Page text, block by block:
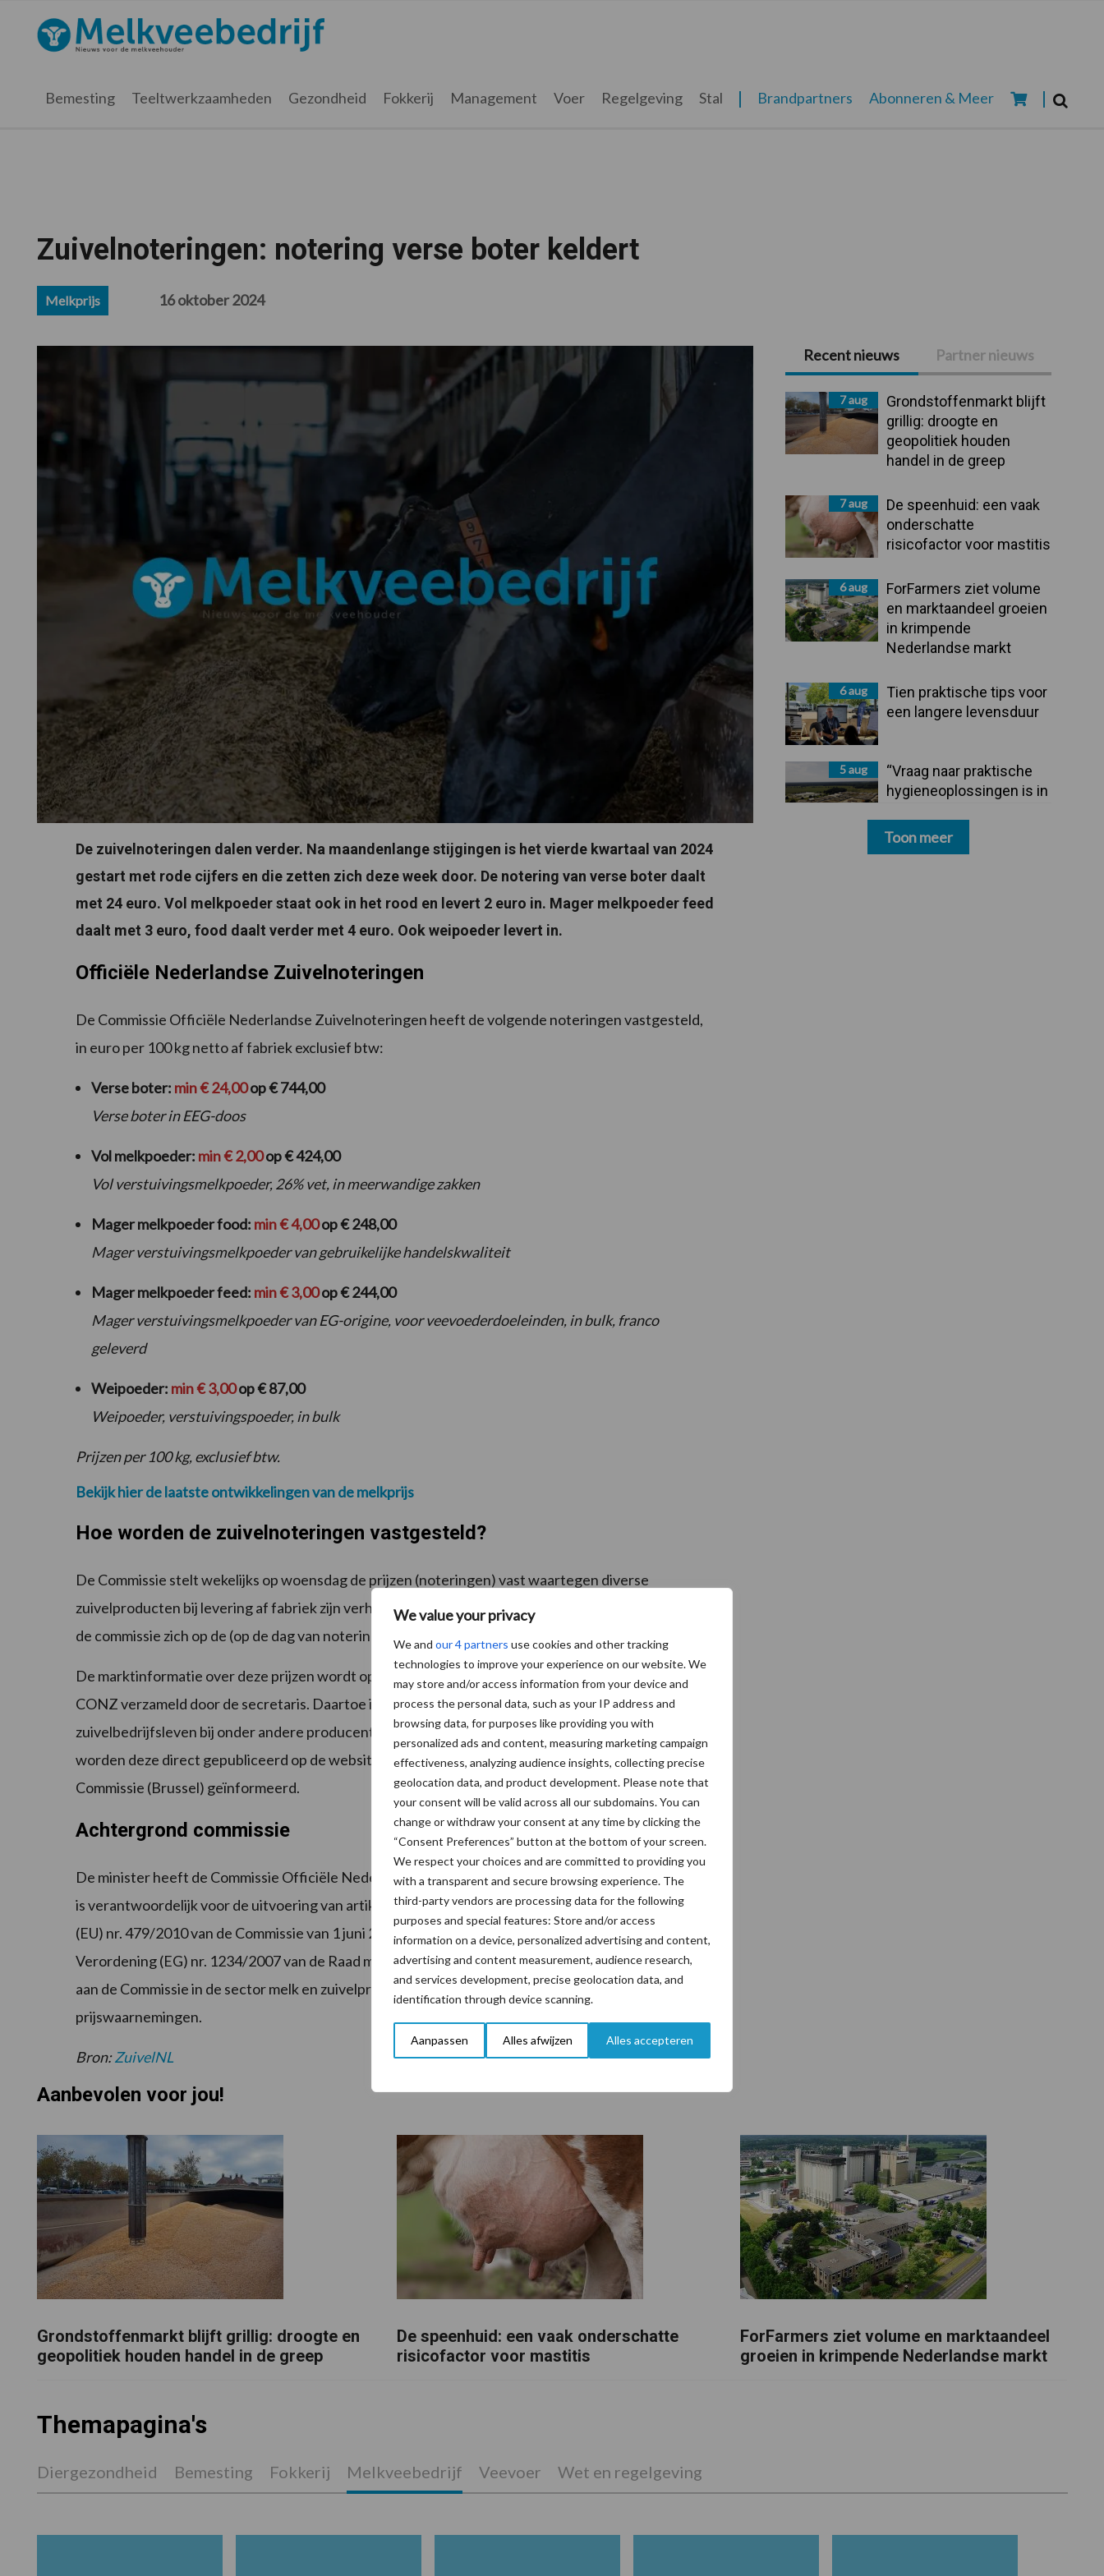
We value your privacy
We and our 4 partners use cookies and other tracking
technologies to improve your experience on our website. We
may store and/or access information from your device and
process the personal data, such as your IP address and
browsing data, for purposes like providing you with
personalized ads and content, measuring marketing campaign
effectiveness, analyzing audience insights, collecting precise
geolocation data, and product development. Please note that
your consent will be valid across all our subdomains. You can
change or withdraw your consent at any time by clicking the
“Consent Preferences” button at the bottom of your screen.
We respect your choices and are committed to providing you
with a transparent and secure browsing experience. The
third-party vendors are processing data for the following
purposes and special features: Store and/or access
information on a device, personalized advertising and content,
advertising and content measurement, audience research,
and services development, precise geolocation data, and
identification through device scanning.
Aanpassen Alles afwijzen Alles accepteren
hoofdnavigatie
hoofd
eerste
voettekst
Melkveebedrijf.nl
Bemesting Teeltwerkzaamheden Gezondheid Fokkerij Management Voer Regelgeving Stal Brandpartners Abonneren & Meer
Zuivelnoteringen: notering verse boter keldert
Melkprijs 16 oktober 2024
De zuivelnoteringen dalen verder. Na maandenlange stijgingen is het vierde kwartaal van 2024
gestart met rode cijfers en die zetten zich deze week door. De notering van verse boter daalt
met 24 euro. Vol melkpoeder staat ook in het rood en levert 2 euro in. Mager melkpoeder feed
daalt met 3 euro, food daalt verder met 4 euro. Ook weipoeder levert in.
Officiële Nederlandse Zuivelnoteringen
De Commissie Officiële Nederlandse Zuivelnoteringen heeft de volgende noteringen vastgesteld,
in euro per 100 kg netto af fabriek exclusief btw:
Verse boter: min € 24,00op € 744,00
Verse boter in EEG-doos
Vol melkpoeder: min € 2,00op € 424,00
Vol verstuivingsmelkpoeder, 26% vet, in meerwandige zakken
Mager melkpoeder food: min € 4,00op € 248,00
Mager verstuivingsmelkpoeder van gebruikelijke handelskwaliteit
Mager melkpoeder feed: min € 3,00op € 244,00
Mager verstuivingsmelkpoeder van EG-origine, voor veevoederdoeleinden, in bulk, franco
geleverd
Weipoeder: min € 3,00op € 87,00
Weipoeder, verstuivingspoeder, in bulk
Prijzen per 100 kg, exclusief btw.
Bekijk hier de laatste ontwikkelingen van de melkprijs
Hoe worden de zuivelnoteringen vastgesteld?
De Commissie stelt wekelijks op woensdag de prijzen (noteringen) vast waartegen diverse
zuivelproducten bij levering af fabriek zijn verhandeld. Bij de vaststelling van de noteringen baseert
de commissie zich op de (op de dag van notering) gangbare prijzen.
De marktinformatie over deze prijzen wordt op de dag voorafgaand aan de bijeenkomst van de
CONZ verzameld door de secretaris. Daartoe informeert de secretaris binnen het
zuivelbedrijfsleven bij onder andere producenten en handelaren. Na vaststelling van de noteringen
worden deze direct gepubliceerd op de website van ZuivelNL. Tevens wordt de Europese
Commissie (Brussel) geïnformeerd.
Achtergrond commissie
De minister heeft de Commissie Officiële Nederlandse Zuivelnoteringen ingesteld. Deze Commissie
is verantwoordelijk voor de uitvoering van artikel 223 van Verordening 1308/2013 en Verordening
(EU) nr. 479/2010 van de Commissie van 1 juni 2010 houdende bepalingen ter uitvoering van
Verordening (EG) nr. 1234/2007 van de Raad met betrekking tot de kennisgevingen van de lidstaten
aan de Commissie in de sector melk en zuivelproducten (PbEU 2010, L 135) betreffende
prijswaarnemingen.
Bron:ZuivelNL
Primaire
Sidebar
Recent nieuws Partner nieuws
7 aug
Grondstoffenmarkt blijft
grillig: droogte en
geopolitiek houden
handel in de greep
7 aug
De speenhuid: een vaak
onderschatte
risicofactor voor mastitis
6 aug
ForFarmers ziet volume
en marktaandeel groeien
in krimpende
Nederlandse markt
6 aug
Tien praktische tips voor
een langere levensduur
5 aug
“Vraag naar praktische
hygieneoplossingen is in
Toon meer
Aanbevolen voor jou!
Grondstoffenmarkt blijft grillig: droogte en
geopolitiek houden handel in de greep
De speenhuid: een vaak onderschatte
risicofactor voor mastitis
ForFarmers ziet volume en marktaandeel
groeien in krimpende Nederlandse markt
Themapagina's
Diergezondheid Bemesting Fokkerij Melkveebedrijf Veevoer Wet en regelgeving